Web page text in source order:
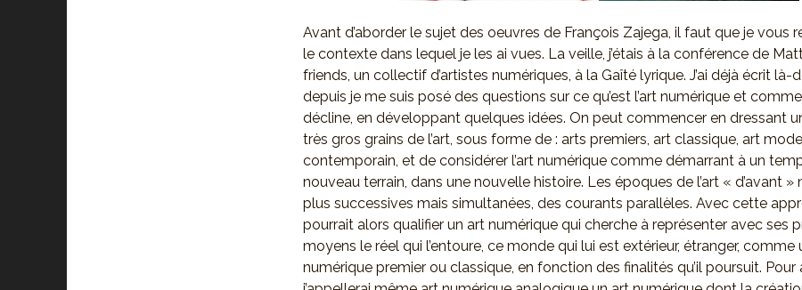
Avant d’aborder le sujet des oeuvres de François Zajega, il faut que je vous
le contexte dans lequel je les ai vues. La veille, j’étais à la conférence de
friends, un collectif d’artistes numériques, à la Gaîté lyrique. J’ai déjà écrit là-
depuis je me suis posé des questions sur ce qu’est l’art numérique et
décline, en développant quelques idées. On peut commencer en dressant
très gros grains de l’art, sous forme de : arts premiers, art classique, art
contemporain, et de considérer l’art numérique comme démarrant à un
nouveau terrain, dans une nouvelle histoire. Les époques de l’art « d’avant »
plus successives mais simultanées, des courants parallèles. Avec cette
pourrait alors qualifier un art numérique qui cherche à représenter avec ses
moyens le réel qui l’entoure, ce monde qui lui est extérieur, étranger, comme
numérique premier ou classique, en fonction des finalités qu’il poursuit. Pour